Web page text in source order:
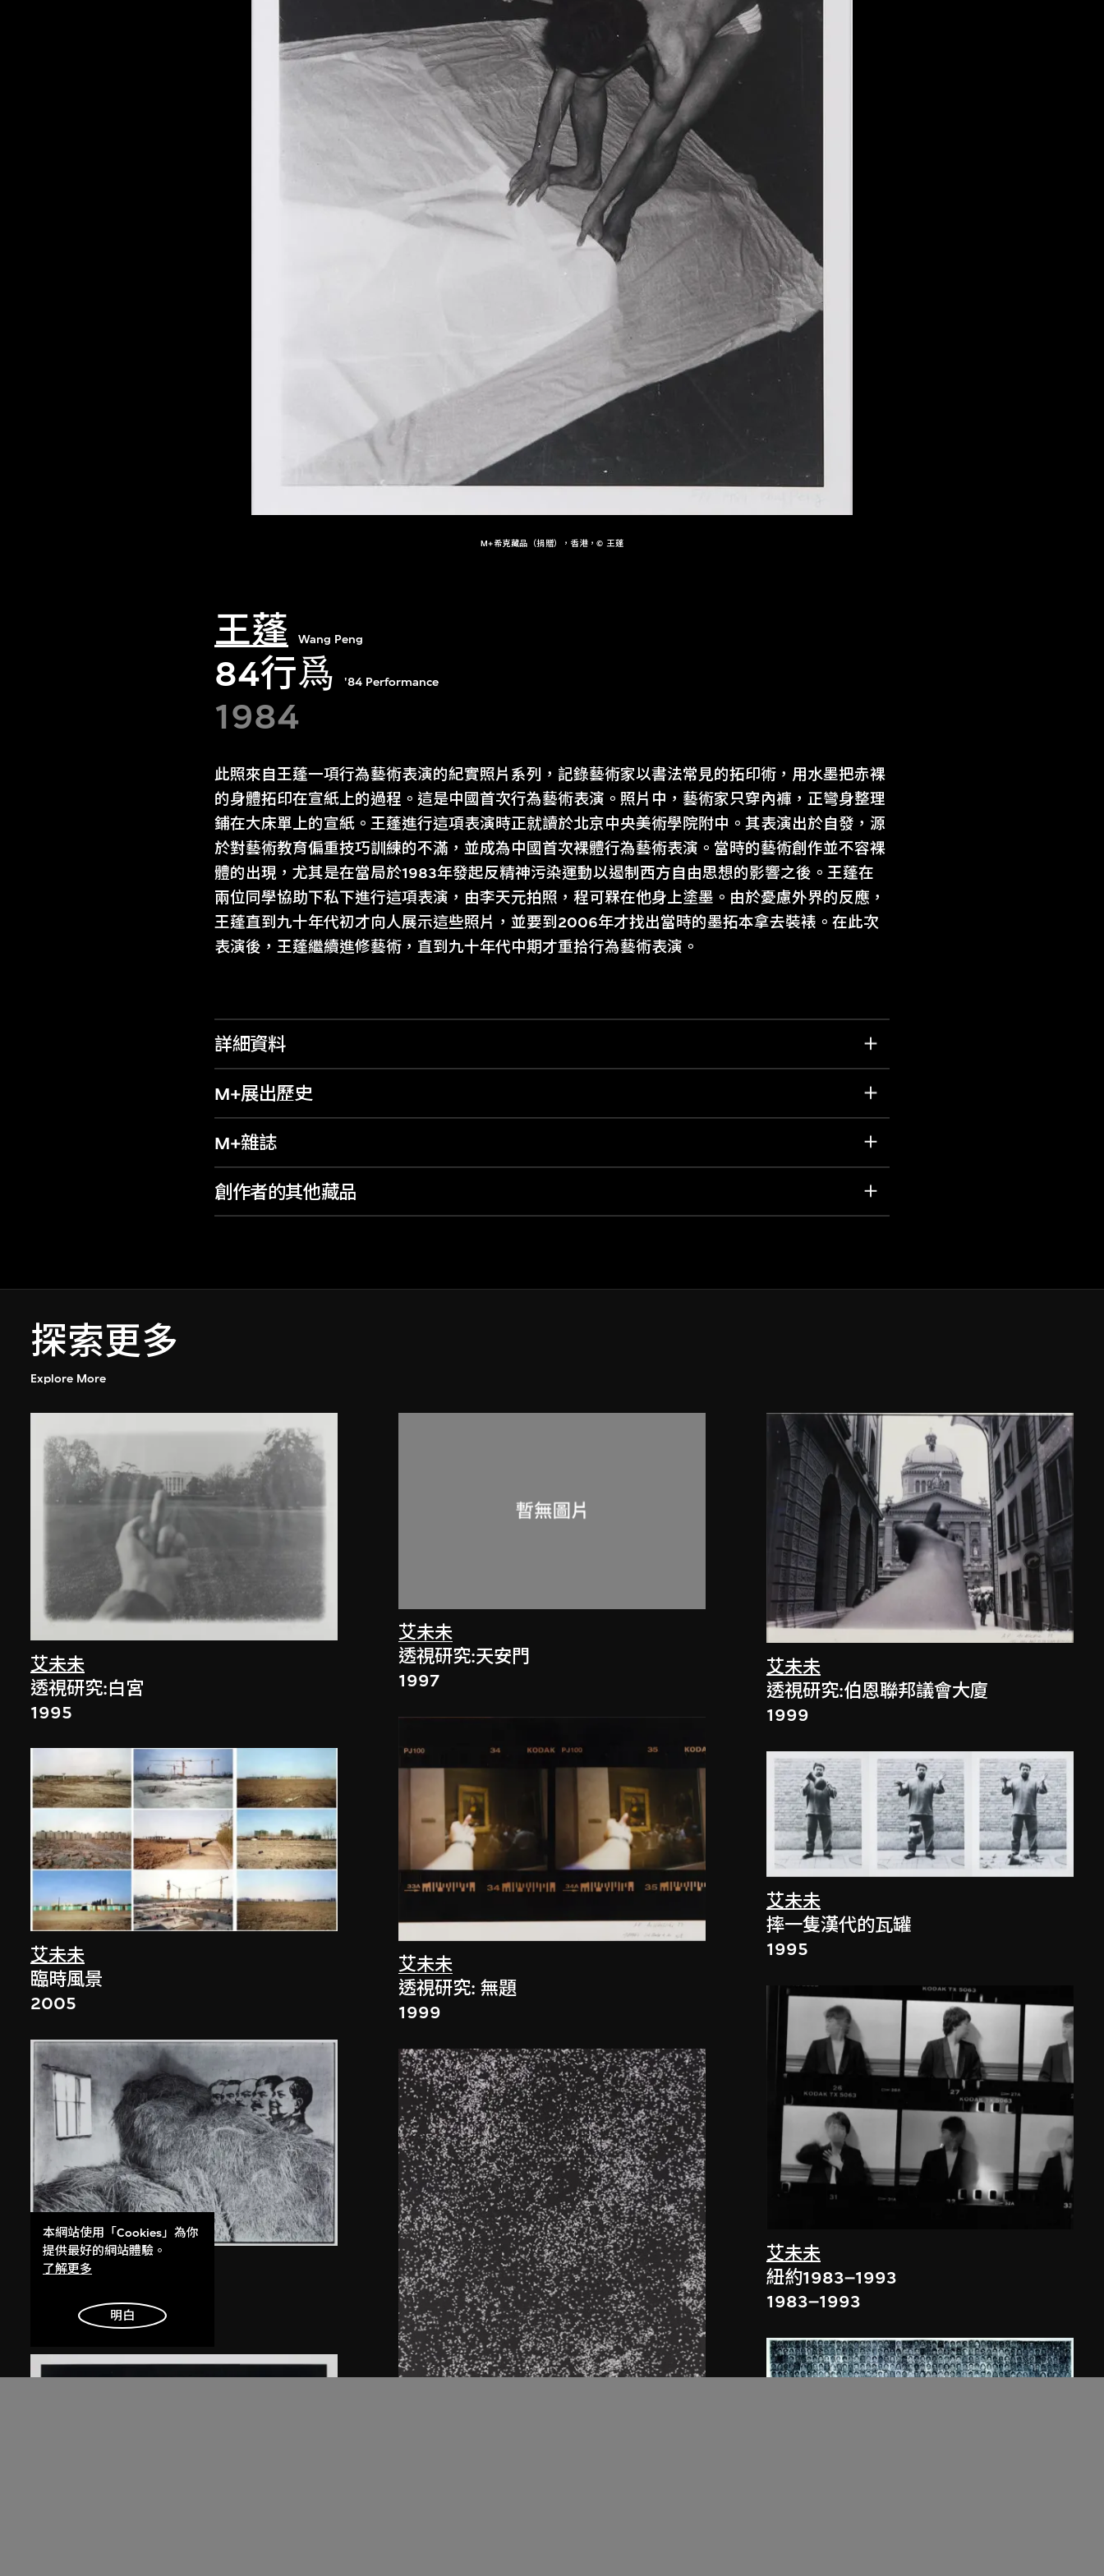
M+希克藏品（捐贈），香港，© 王蓬
王蓬 Wang Peng
84行爲 '84 Performance
1984
此照來自王蓬一項行為藝術表演的紀實照片系列，記錄藝術家以書法常見的拓印術，用水墨把赤裸
的身體拓印在宣紙上的過程。這是中國首次行為藝術表演。照片中，藝術家只穿內褲，正彎身整理
鋪在大床單上的宣紙。王蓬進行這項表演時正就讀於北京中央美術學院附中。其表演出於自發，源
於對藝術教育偏重技巧訓練的不滿，並成為中國首次裸體行為藝術表演。當時的藝術創作並不容裸
體的出現，尤其是在當局於1983年發起反精神污染運動以遏制西方自由思想的影響之後。王蓬在
兩位同學協助下私下進行這項表演，由李天元拍照，程可槑在他身上塗墨。由於憂慮外界的反應，
王蓬直到九十年代初才向人展示這些照片，並要到2006年才找出當時的墨拓本拿去裝裱。在此次
表演後，王蓬繼續進修藝術，直到九十年代中期才重拾行為藝術表演。
詳細資料
M+展出歷史
M+雜誌
創作者的其他藏品
探索更多
Explore More
艾未未
透視研究:白宮
1995
艾未未
臨時風景
2005
安哥
艾未未
透視研究:天安門
1997
艾未未
透視研究: 無題
1999
艾未未
透視研究:伯恩聯邦議會大廈
1999
艾未未
摔一隻漢代的瓦罐
1995
艾未未
紐約1983–1993
1983–1993
本網站使用「Cookies」為你
提供最好的網站體驗。
了解更多
明白